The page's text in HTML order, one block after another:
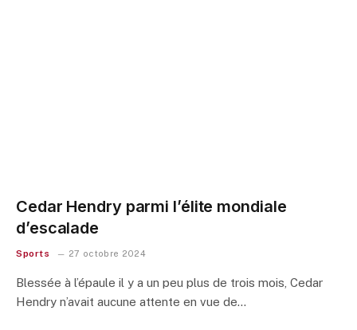
Cedar Hendry parmi l’élite mondiale
d’escalade
Sports 27 octobre 2024
Blessée à l’épaule il y a un peu plus de trois mois, Cedar
Hendry n’avait aucune attente en vue de…